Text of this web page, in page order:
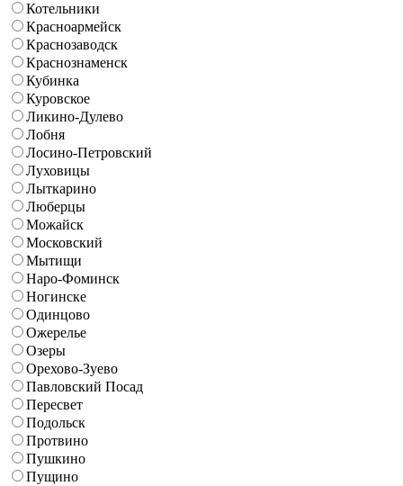
Котельники
Красноармейск
Краснозаводск
Краснознаменск
Кубинка
Куровское
Ликино-Дулево
Лобня
Лосино-Петровский
Луховицы
Лыткарино
Люберцы
Можайск
Московский
Мытищи
Наро-Фоминск
Ногинске
Одинцово
Ожерелье
Озеры
Орехово-Зуево
Павловский Посад
Пересвет
Подольск
Протвино
Пушкино
Пущино